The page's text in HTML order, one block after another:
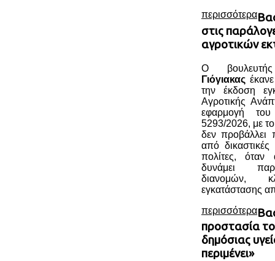
περισσότερα
στις
αγροτικών
Ο
Γιόγιακας
την έκδοση
Αγροτικής
εφαρμογή
5293/2026, με το
δεν προβάλλει
από δικαστικές
πολίτες, όταν
δυνάμει
διανομών,
εγκατάστασης
περισσότερα
προστασία
δημόσιας
περιμένει»